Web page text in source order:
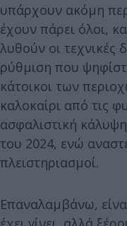
υπάρχουν ακόμη
έχουν πάρει όλοι,
λυθούν οι τεχνικές
ρύθμιση που
κάτοικοι των
καλοκαίρι από τις
ασφαλιστική
του 2024, ενώ
πλειστηριασμοί.
Επαναλαμβάνω,